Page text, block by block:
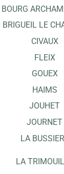
BOURG
BRIGUEIL LE
CIVAUX
FLEIX
GOUEX
HAIMS
JOUHET
JOURNET
LA
LA